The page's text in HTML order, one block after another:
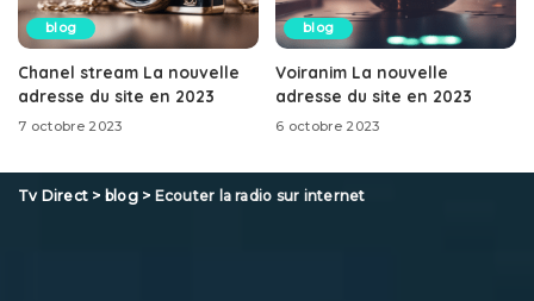
blog
Chanel stream La nouvelle
adresse du site en 2023
7 octobre 2023
blog
Voiranim La nouvelle
adresse du site en 2023
6 octobre 2023
Tv Direct > blog> Ecouter la radio sur internet